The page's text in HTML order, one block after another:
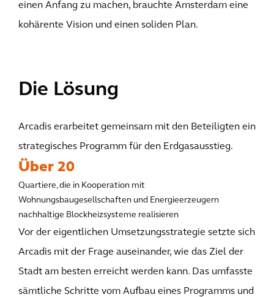
einen Anfang zu machen, brauchte Amsterdam eine
kohärente Vision und einen soliden Plan.
Die Lösung
Arcadis erarbeitet gemeinsam mit den Beteiligten ein
strategisches Programm für den Erdgasausstieg.
Über 20
Quartiere, die in Kooperation mit
Wohnungsbaugesellschaften und Energieerzeugern
nachhaltige Blockheizsysteme realisieren
Vor der eigentlichen Umsetzungsstrategie setzte sich
Arcadis mit der Frage auseinander, wie das Ziel der
Stadt am besten erreicht werden kann. Das umfasste
sämtliche Schritte vom Aufbau eines Programms und